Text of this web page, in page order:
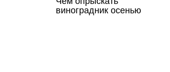
виноградник осенью